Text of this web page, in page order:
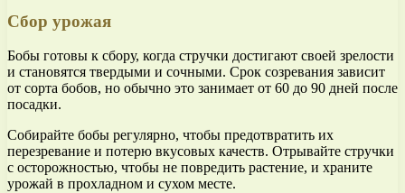
Сбор урожая
Бобы готовы к сбору, когда стручки достигают своей зрелости
и становятся твердыми и сочными. Срок созревания зависит
от сорта бобов, но обычно это занимает от 60 до 90 дней после
посадки.
Собирайте бобы регулярно, чтобы предотвратить их
перезревание и потерю вкусовых качеств. Отрывайте стручки
с осторожностью, чтобы не повредить растение, и храните
урожай в прохладном и сухом месте.